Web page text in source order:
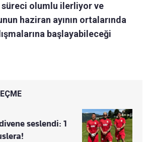
olumlu ilerliyor ve
haziran ayının ortalarında
başlayabileceği
seslendi: 1